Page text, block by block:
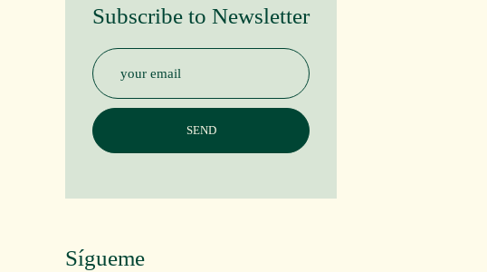
Subscribe to Newsletter
Sígueme